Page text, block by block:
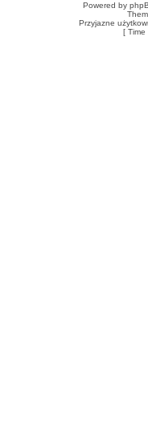
Powered by
Przyjazne
[ Time